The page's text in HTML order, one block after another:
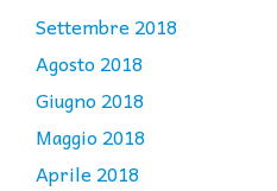
Settembre 2018
Agosto 2018
Giugno 2018
Maggio 2018
Aprile 2018